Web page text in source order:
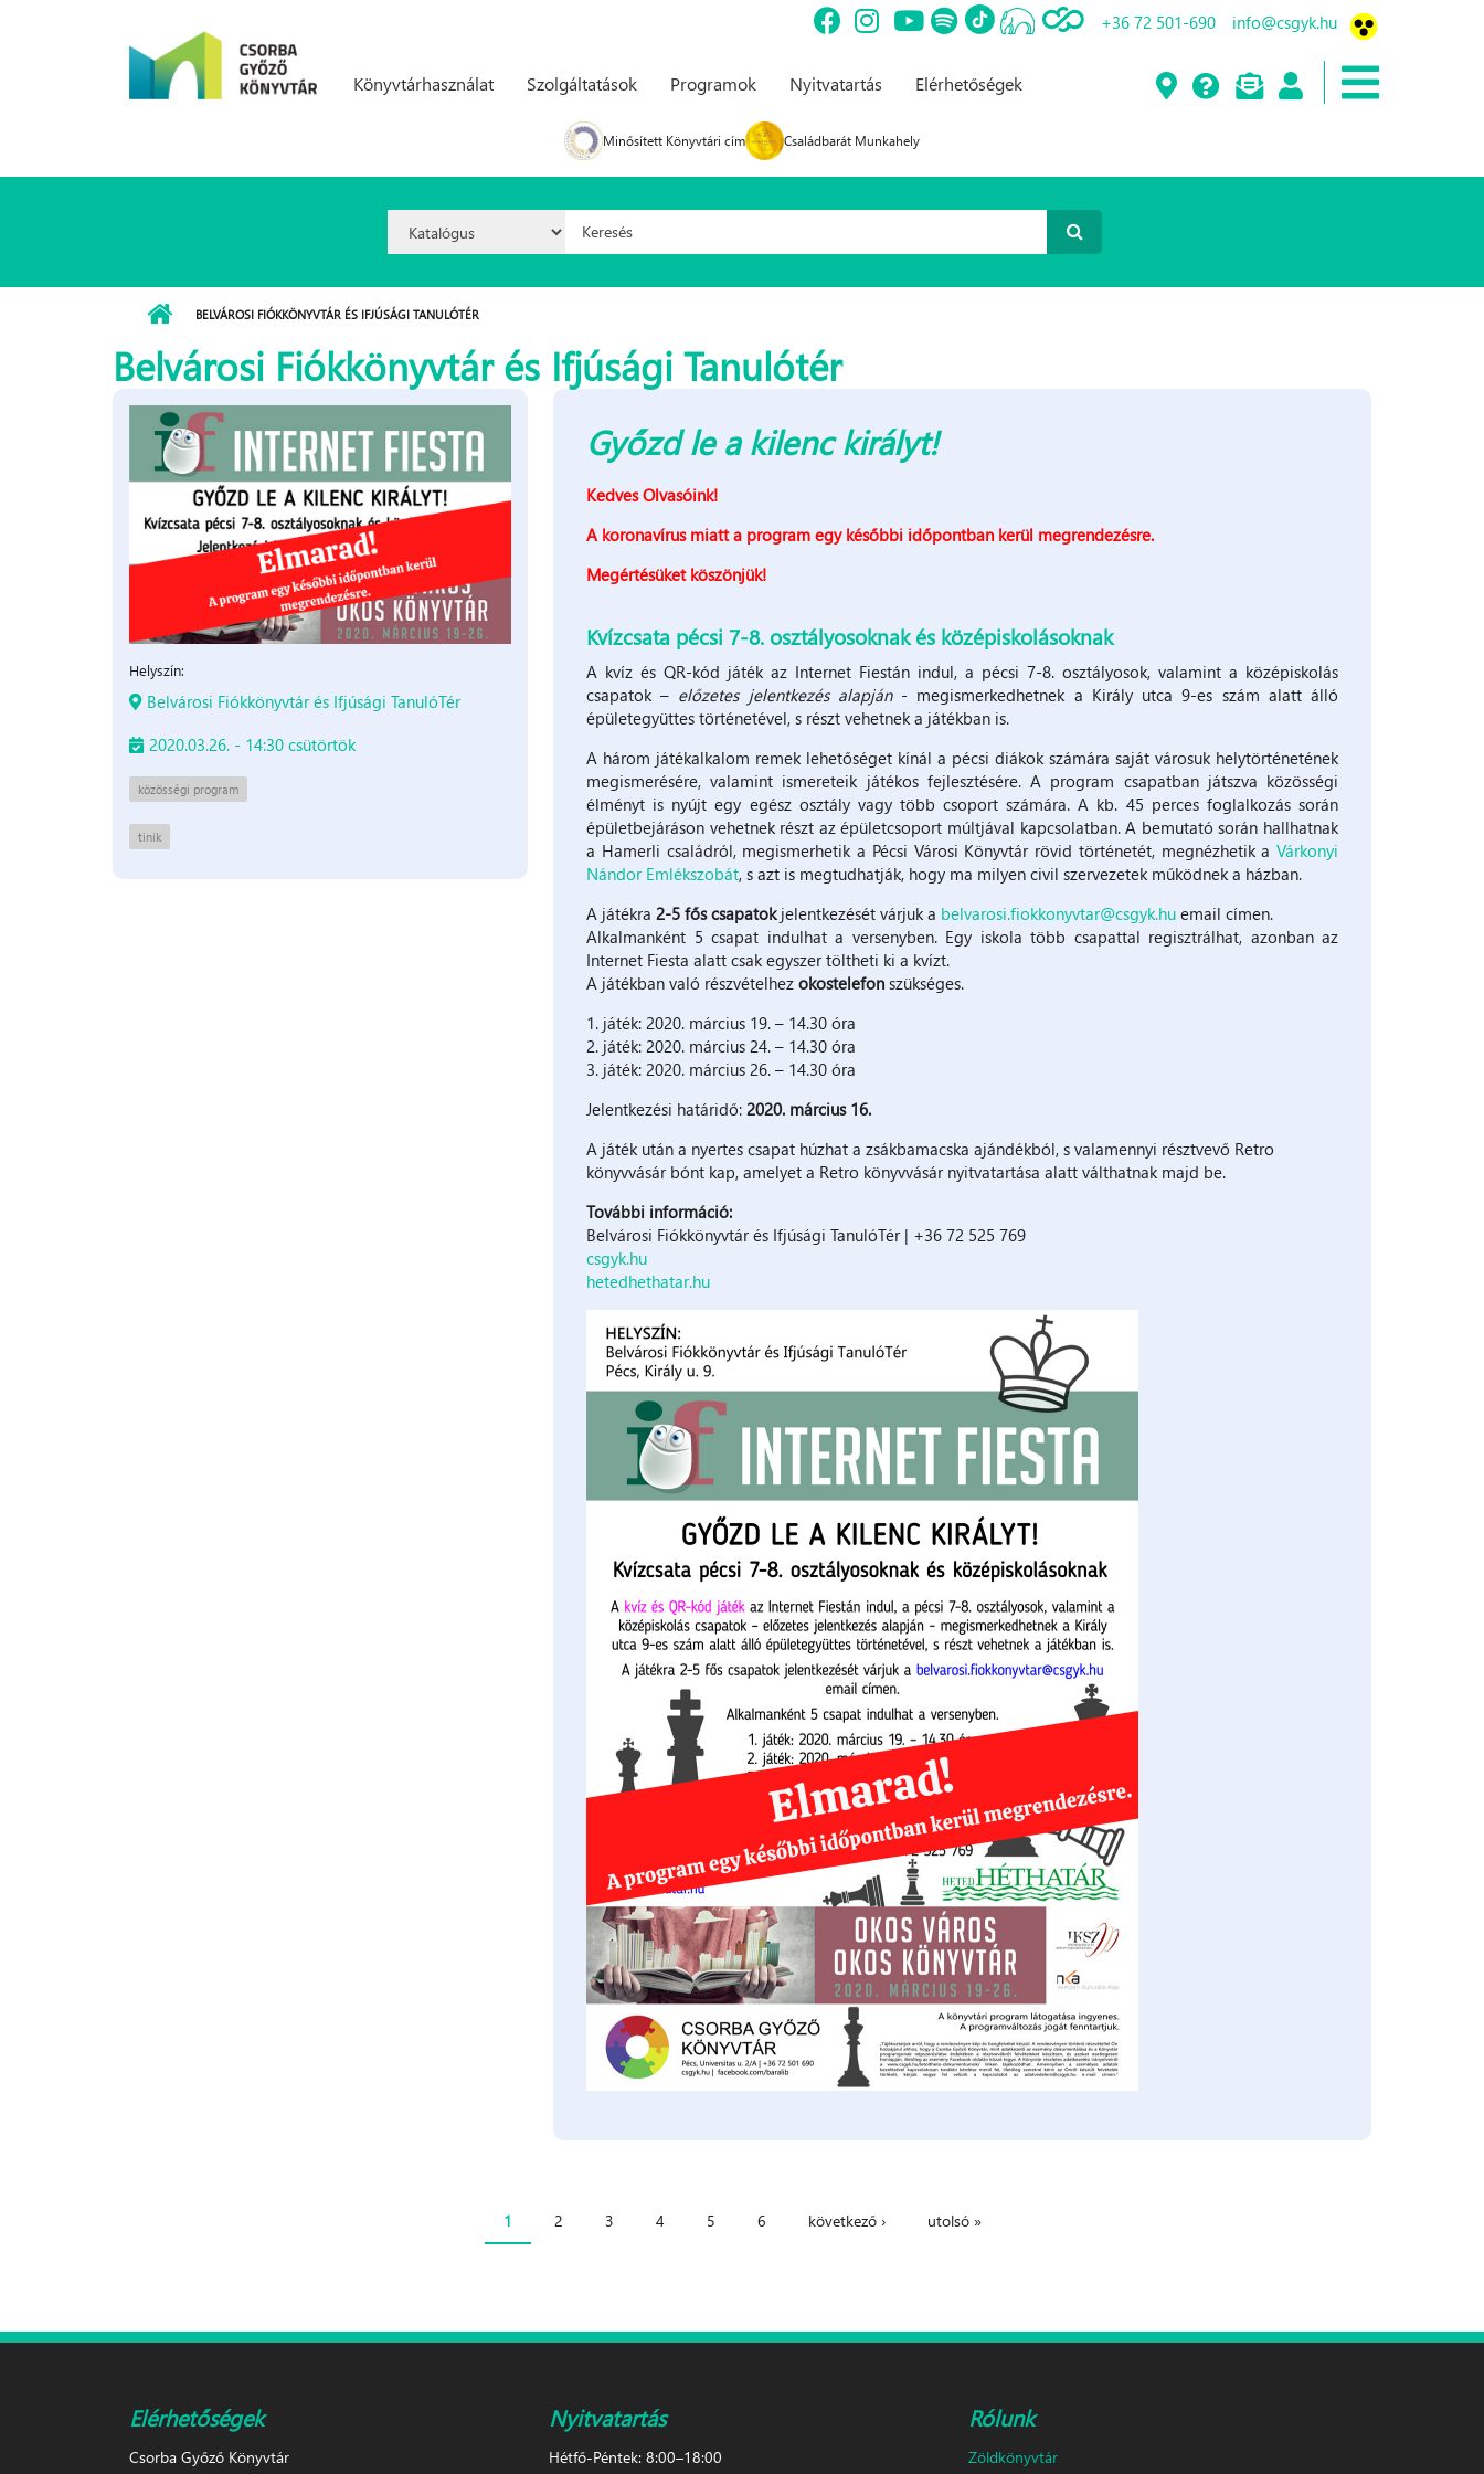
+36 72 501-690 info@csgyk.hu
Könyvtárhasználat Szolgáltatások Programok Nyitvatartás Elérhetőségek
Minősített Könyvtári cím Családbarát Munkahely
Option:
Keresés űrlap
BELVÁROSI FIÓKKÖNYVTÁR ÉS IFJÚSÁGI TANULÓTÉR
Belvárosi Fiókkönyvtár és Ifjúsági Tanulótér
Helyszín:
Belvárosi Fiókkönyvtár és Ifjúsági TanulóTér
2020.03.26. - 14:30 csütörtök
közösségi program
tinik
Győzd le a kilenc királyt!
Kedves Olvasóink!
A koronavírus miatt a program egy későbbi időpontban kerül megrendezésre.
Megértésüket köszönjük!
Kvízcsata pécsi 7-8. osztályosoknak és középiskolásoknak
A kvíz és QR-kód játék az Internet Fiestán indul, a pécsi 7-8. osztályosok, valamint a középiskolás
csapatok – előzetes jelentkezés alapján- megismerkedhetnek a Király utca 9-es szám alatt álló
épületegyüttes történetével, s részt vehetnek a játékban is.
A három játékalkalom remek lehetőséget kínál a pécsi diákok számára saját városuk helytörténetének
megismerésére, valamint ismereteik játékos fejlesztésére. A program csapatban játszva közösségi
élményt is nyújt egy egész osztály vagy több csoport számára. A kb. 45 perces foglalkozás során
épületbejáráson vehetnek részt az épületcsoport múltjával kapcsolatban. A bemutató során hallhatnak
a Hamerli családról, megismerhetik a Pécsi Városi Könyvtár rövid történetét, megnézhetik a Várkonyi
Nándor Emlékszobát, s azt is megtudhatják, hogy ma milyen civil szervezetek működnek a házban.
A játékra 2-5 fős csapatokjelentkezését várjuk a belvarosi.fiokkonyvtar@csgyk.hu email címen.
Alkalmanként 5 csapat indulhat a versenyben. Egy iskola több csapattal regisztrálhat, azonban az
Internet Fiesta alatt csak egyszer töltheti ki a kvízt.
A játékban való részvételhez okostelefon szükséges.
1. játék: 2020. március 19. – 14.30 óra
2. játék: 2020. március 24. – 14.30 óra
3. játék: 2020. március 26. – 14.30 óra
Jelentkezési határidő: 2020. március 16.
A játék után a nyertes csapat húzhat a zsákbamacska ajándékból, s valamennyi résztvevő Retro
könyvvásár bónt kap, amelyet a Retro könyvvásár nyitvatartása alatt válthatnak majd be.
További információ:
Belvárosi Fiókkönyvtár és Ifjúsági TanulóTér | +36 72 525 769
csgyk.hu
hetedhethatar.hu
1 2 3 4 5 6 következő › utolsó »
Elérhetőségek
Csorba Győző Könyvtár
Nyitvatartás
Hétfő-Péntek: 8:00–18:00
Rólunk
Zöldkönyvtár